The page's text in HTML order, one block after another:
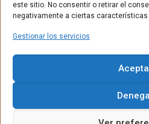
este sitio. No consentir o retirar el
negativamente a ciertas características
Gestionar los servicios
© 2025 Centro Comercial Bulevar
Política de
Política de privacidad